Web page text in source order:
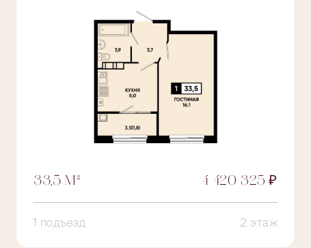
33,5 М² 4 420 325 ₽
1 подъезд 2 этаж